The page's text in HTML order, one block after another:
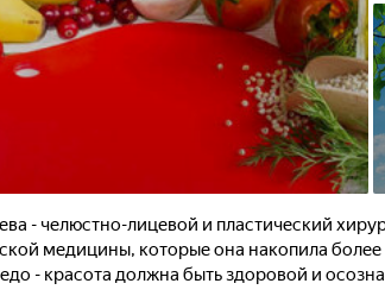
- челюстно-лицевой и пластический
медицины, которые она накопила более
- красота должна быть здоровой и